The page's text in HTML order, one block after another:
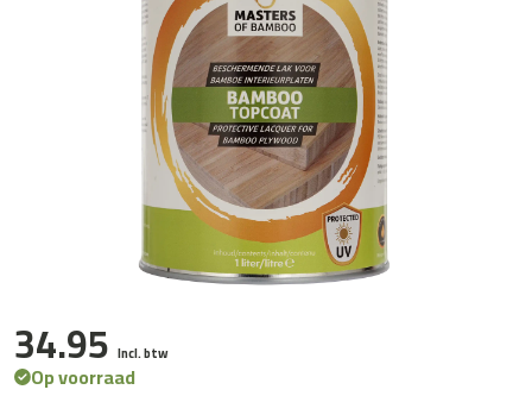
34.95 Incl. btw
Op voorraad